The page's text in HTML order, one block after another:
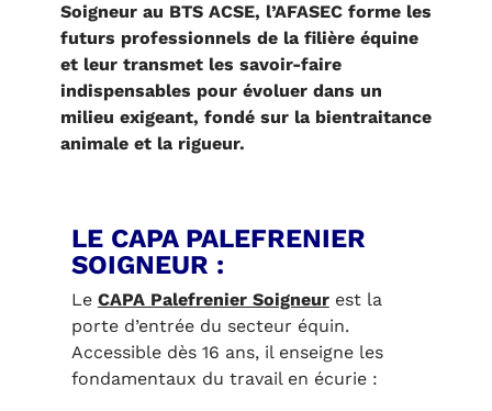
Soigneur au BTS ACSE, l’AFASEC forme les
futurs professionnels de la filière équine
et leur transmet les savoir-faire
indispensables pour évoluer dans un
milieu exigeant, fondé sur la bientraitance
animale et la rigueur.
LE CAPA PALEFRENIER
SOIGNEUR :
Le CAPA Palefrenier Soigneurest la
porte d’entrée du secteur équin.
Accessible dès 16 ans, il enseigne les
fondamentaux du travail en écurie :